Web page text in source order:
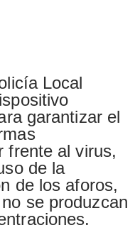
Local
garantizar el
frente al virus,
de la
de los aforos,
se produzcan